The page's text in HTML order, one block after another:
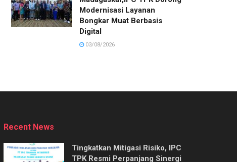
Modernisasi Layanan
Bongkar Muat Berbasis
Digital
03/08/2026
Recent News
Tingkatkan Mitigasi Risiko, IPC
TPK Resmi Perpanjang Sinergi